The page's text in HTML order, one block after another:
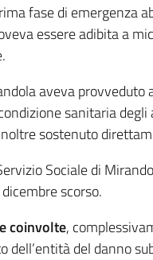
fase di emergenza
essere adibita a
aveva
sanitaria
sostenuto
Sociale di
scorso.
coinvolte,
del danno